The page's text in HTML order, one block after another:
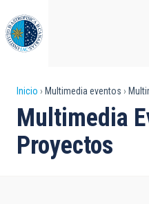
al
contenido
principal
Sobrescribir
enlaces
de
Inicio Multimedia eventos
Multimedia
Proyectos